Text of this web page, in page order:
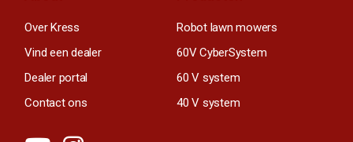
Over Kress
Vind een dealer
Dealer portal
Contact ons
Robot lawn mowers
60V CyberSystem
60 V system
40 V system